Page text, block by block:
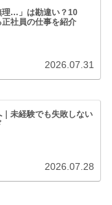
理…」は勘違い？10
社員の仕事を紹介
2026.07.31
未経験でも失敗しない
2026.07.28